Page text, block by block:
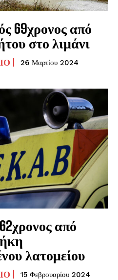
69χρονος από
στο λιμάνι
26 Μαρτίου 2024
από
λατομείου
15 Φεβρουαρίου 2024